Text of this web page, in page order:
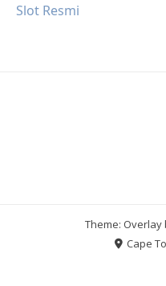
Slot Resmi
Theme: Overlay
Cape